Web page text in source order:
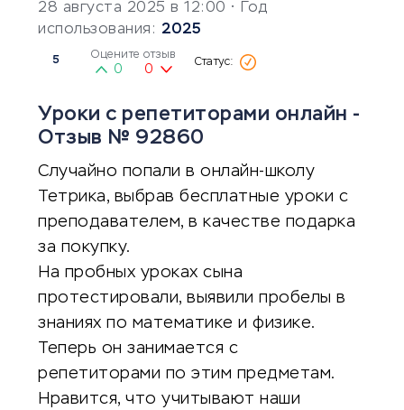
28 августа 2025 в 12:00 • Год
использования: 2025
5 Оцените отзыв
0 0
Уроки с репетиторами онлайн -
Отзыв № 92860
Случайно попали в онлайн-школу
Тетрика, выбрав бесплатные уроки с
преподавателем, в качестве подарка
за покупку.
На пробных уроках сына
протестировали, выявили пробелы в
знаниях по математике и физике.
Теперь он занимается с
репетиторами по этим предметам.
Нравится, что учитывают наши